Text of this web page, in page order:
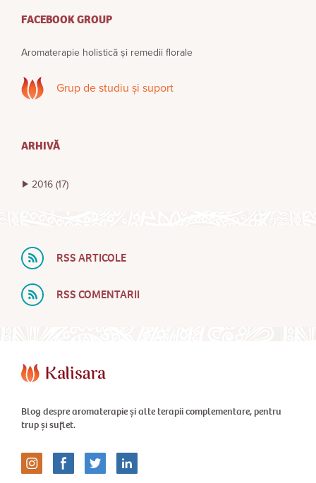
FACEBOOK GROUP
Aromaterapie holistică și remedii florale
Grup de studiu și suport
ARHIVĂ
2016 (17)
RSS ARTICOLE
RSS COMENTARII
Blog despre aromaterapie și alte terapii complementare, pentru
trup și suflet.